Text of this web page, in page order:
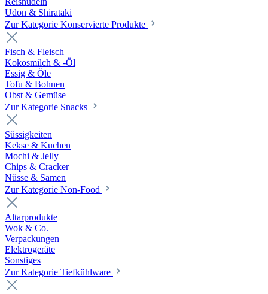
Udon & Shirataki
Zur Kategorie Konservierte Produkte
Fisch & Fleisch
Kokosmilch & -Öl
Essig & Öle
Tofu & Bohnen
Obst & Gemüse
Zur Kategorie Snacks
Süssigkeiten
Kekse & Kuchen
Mochi & Jelly
Chips & Cracker
Nüsse & Samen
Zur Kategorie Non-Food
Altarprodukte
Wok & Co.
Verpackungen
Elektrogeräte
Sonstiges
Zur Kategorie Tiefkühlware